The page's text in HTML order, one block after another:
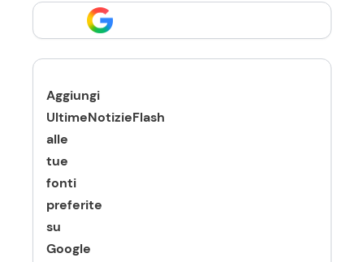
Aggiungi
UltimeNotizieFlash
alle
tue
fonti
preferite
su
Google